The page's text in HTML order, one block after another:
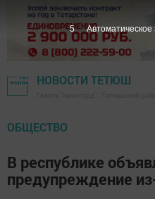
НОВОСТИ ТЕТЮШ
ОБЩЕСТВО
В республике
предупреждение
4